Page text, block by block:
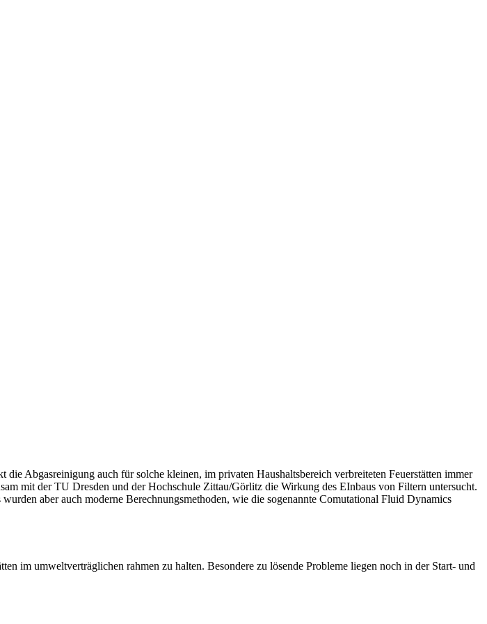
Abgasreinigung auch für solche kleinen, im privaten Haushaltsbereich verbreiteten Feuerstätten immer
mit der TU Dresden und der Hochschule Zittau/Görlitz die Wirkung des EInbaus von Filtern untersucht.
aber auch moderne Berechnungsmethoden, wie die sogenannte Comutational Fluid Dynamics
im umweltverträglichen rahmen zu halten. Besondere zu lösende Probleme liegen noch in der Start- und